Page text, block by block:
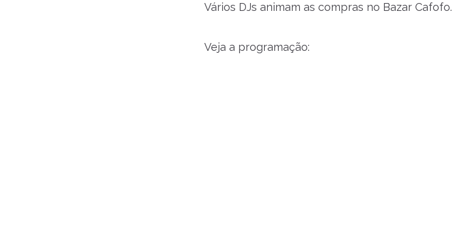
Vários DJs animam as compras no Bazar Cafofo.
Veja a programação: